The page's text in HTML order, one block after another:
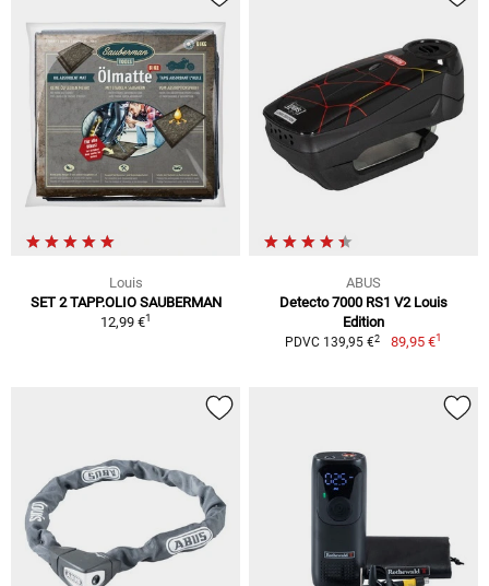
Louis
SET 2 TAPP.OLIO SAUBERMAN
12,99 €1
ABUS
Detecto 7000 RS1 V2 Louis
Edition
PDVC 139,95 €2 89,95 €1